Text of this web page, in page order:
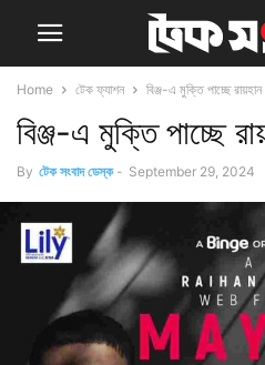
Home টেক ফ্যাশন বিঞ্জ-এ মুক্তি পাচ্ছে রায়হান
বিঞ্জ-এ মুক্তি পাচ্ছে
By টেক সংবাদ ডেস্ক - September 29, 2024